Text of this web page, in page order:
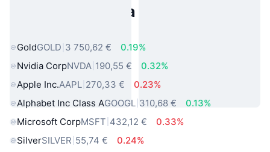
Populárne aktíva z reálneho
GoldGOLD 3 750,62 €
0.19%
Nvidia CorpNVDA 190,55 €
0.32%
Apple Inc.AAPL 270,33 €
0.23%
Alphabet Inc Class AGOOGL 310,68 €
0.13%
Microsoft CorpMSFT 432,12 €
0.33%
SilverSILVER 55,74 €
0.24%